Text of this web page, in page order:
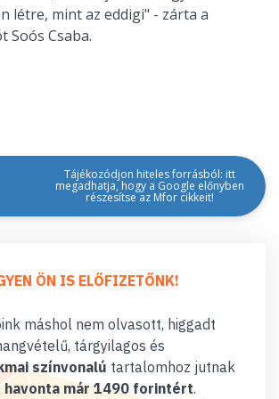
létre, mint az eddigi" - zárta a
Soós Csaba.
Tájékozódjon hiteles forrásból: itt
megadhatja, hogy a Google előnyben
részesítse az Mfor cikkeit!
ÖN IS ELŐFIZETŐNK!
máshol nem olvasott, higgadt
tárgyilagos és
színvonalú tartalomhoz jutnak
havonta már 1490 forintért.